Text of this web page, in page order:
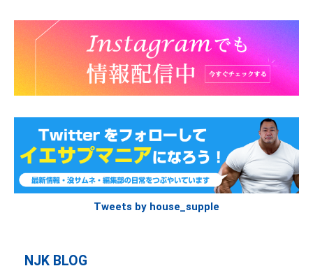
Tweets by house_supple
NJK BLOG